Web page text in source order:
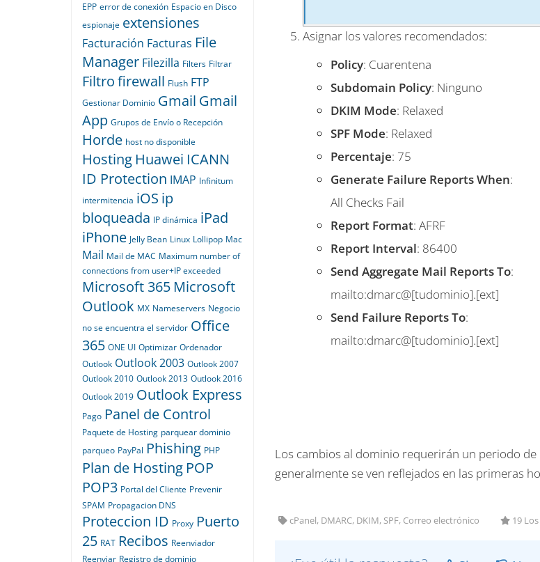
Asignar los valores recomendados:
Policy: Cuarentena
Subdomain Policy: Ninguno
DKIM Mode: Relaxed
SPF Mode: Relaxed
Percentaje: 75
Generate Failure Reports When:
All Checks Fail
Report Format: AFRF
Report Interval: 86400
Send Aggregate Mail Reports To:
mailto:dmarc@[tudominio].[ext]
Send Failure Reports To:
mailto:dmarc@[tudominio].[ext]
Los cambios al dominio requerirán un periodo
generalmente se ven reflejados en las primeras
cPanel, DMARC, DKIM, SPF, Correo electrónico 19
EPP error de conexión Espacio en Disco
espionaje extensiones
Facturación Facturas File
Manager Filezilla Filters Filtrar
Filtrofirewall Flush FTP
Gestionar Dominio Gmail Gmail
App Grupos de Envío o Recepción
Horde host no disponible
Hosting Huawei ICANN
ID Protection IMAP Infinitum
intermitencia iOS ip
bloqueada IP dinámica iPad
iPhone Jelly Bean Linux Lollipop Mac
Mail Mail de MAC Maximum number of
connections from user+IP exceeded
Microsoft 365 Microsoft
Outlook MX Nameservers Negocio
no se encuentra el servidor Office
365 ONE UI Optimizar Ordenador
Outlook Outlook 2003 Outlook 2007
Outlook 2010 Outlook 2013 Outlook 2016
Outlook 2019 Outlook Express
Pago Panel de Control
Paquete de Hosting parquear dominio
parqueo PayPal Phishing PHP
Plan de Hosting POP
POP3 Portal del Cliente Prevenir
SPAM Propagacion DNS
Proteccion ID Proxy Puerto
25 RAT Recibos Reenviador
Reenviar Registro de dominio